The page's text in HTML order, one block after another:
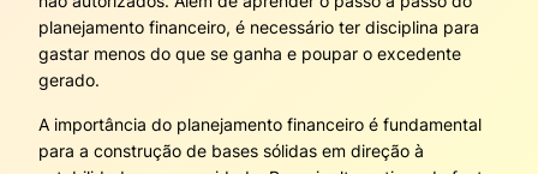
planejamento financeiro, é necessário ter disciplina para
gastar menos do que se ganha e poupar o excedente
gerado.
A importância do planejamento financeiro é fundamental
para a construção de bases sólidas em direção à